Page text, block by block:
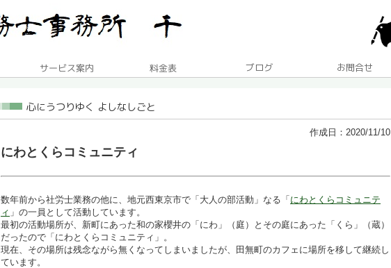
作成日：2020/11/10
にわとくらコミュニティ
数年前から社労士業務の他に、地元西東京市で「大人の部活動」なる「 にわとくらコミュニテ
ィ 」の一員として活動しています。
最初の活動場所が、新町にあった和の家櫻井の「にわ」（庭）とその庭にあった「くら」（蔵）
だったので「にわとくらコミュニティ」。
現在、その場所は残念ながら無くなってしまいましたが、田無町のカフェに場所を移して継続し
ています。